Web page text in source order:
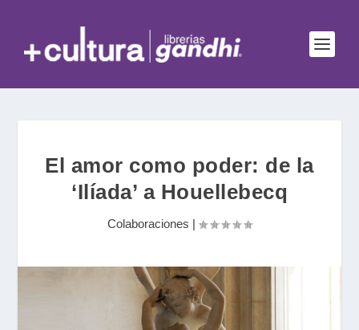
El amor como poder: de la
‘Ilíada’ a Houellebecq
Colaboraciones |